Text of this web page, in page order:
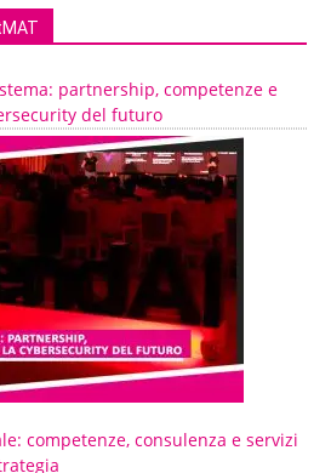
partnership, competenze e
del futuro
competenze, consulenza e servizi